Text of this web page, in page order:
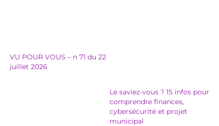
VU POUR VOUS – n 71 du 22
juillet 2026
Le saviez-vous ? 15 infos pour
comprendre finances,
cybersécurité et projet
municipal